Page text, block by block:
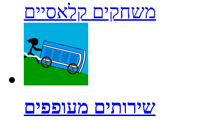
משחקים קלאסיים
שירותים מעופפים